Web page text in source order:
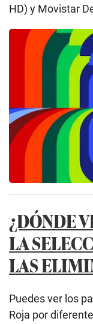
HD) y Movistar
¿DÓNDE
LA
LAS
Puedes ver los
Roja por